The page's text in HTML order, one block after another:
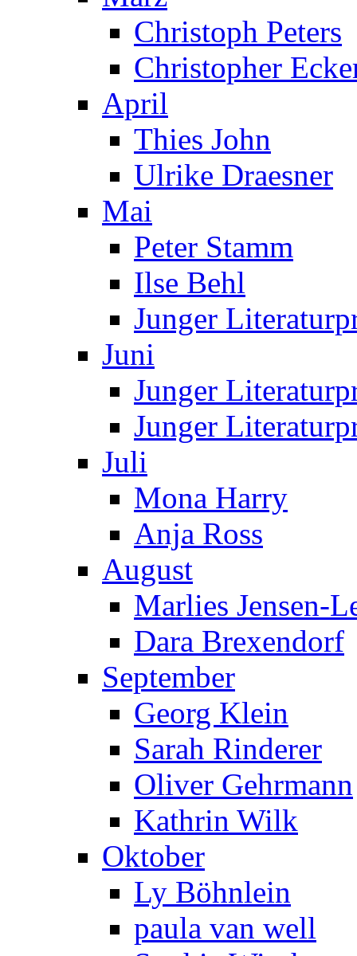
Christoph Peters
Christopher
April
Thies John
Ulrike Draesner
Mai
Peter Stamm
Ilse Behl
Junger
Juni
Junger
Junger
Juli
Mona Harry
Anja Ross
August
Marlies Jensen-
Dara Brexendorf
September
Georg Klein
Sarah Rinderer
Oliver Gehrmann
Kathrin Wilk
Oktober
Ly Böhnlein
paula van well